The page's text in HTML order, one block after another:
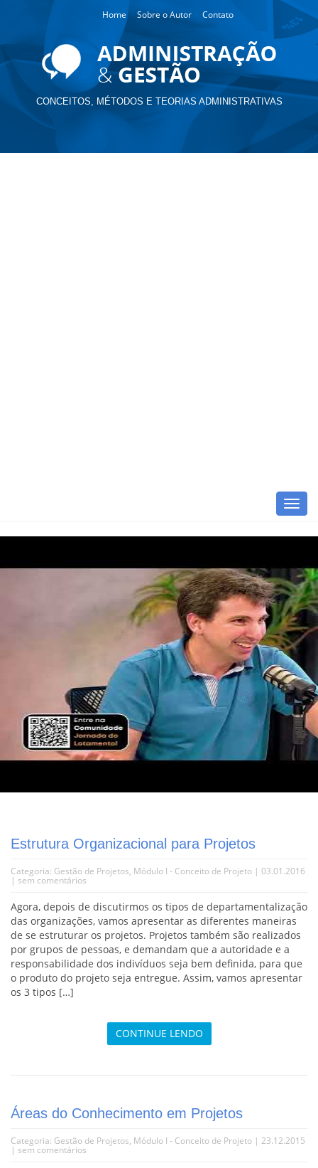
Home Sobre o Autor Contato
CONCEITOS, MÉTODOS E TEORIAS ADMINISTRATIVAS
Estrutura Organizacional para Projetos
Categoria: Gestão de Projetos, Módulo I - Conceito de Projeto | 03.01.2016
| sem comentários
Agora, depois de discutirmos os tipos de departamentalização
das organizações, vamos apresentar as diferentes maneiras
de se estruturar os projetos. Projetos também são realizados
por grupos de pessoas, e demandam que a autoridade e a
responsabilidade dos indivíduos seja bem definida, para que
o produto do projeto seja entregue. Assim, vamos apresentar
os 3 tipos […]
CONTINUE LENDO
Áreas do Conhecimento em Projetos
Categoria: Gestão de Projetos, Módulo I - Conceito de Projeto | 23.12.2015
| sem comentários